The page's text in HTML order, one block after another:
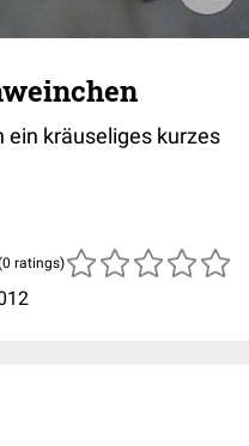
ein kräuseliges kurzes
ratings)